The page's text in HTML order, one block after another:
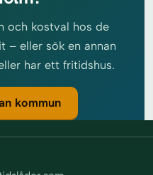
och kostval hos de
– eller sök en annan
har ett fritidshus.
kommun